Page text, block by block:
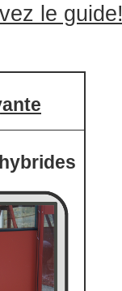
le guide!